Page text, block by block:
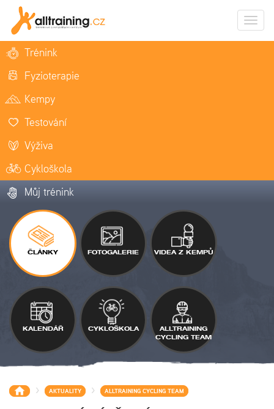
Trénink
Fyzioterapie
Kempy
Testování
Výživa
Cykloškola
Můj trénink
ČLÁNKY FOTOGALERIE VIDEA Z KEMPŮ
KALENDÁŘ CYKLOŠKOLA
ALLTRAINING
CYCLING TEAM
> AKTUALITY > ALLTRAINING CYCLING TEAM